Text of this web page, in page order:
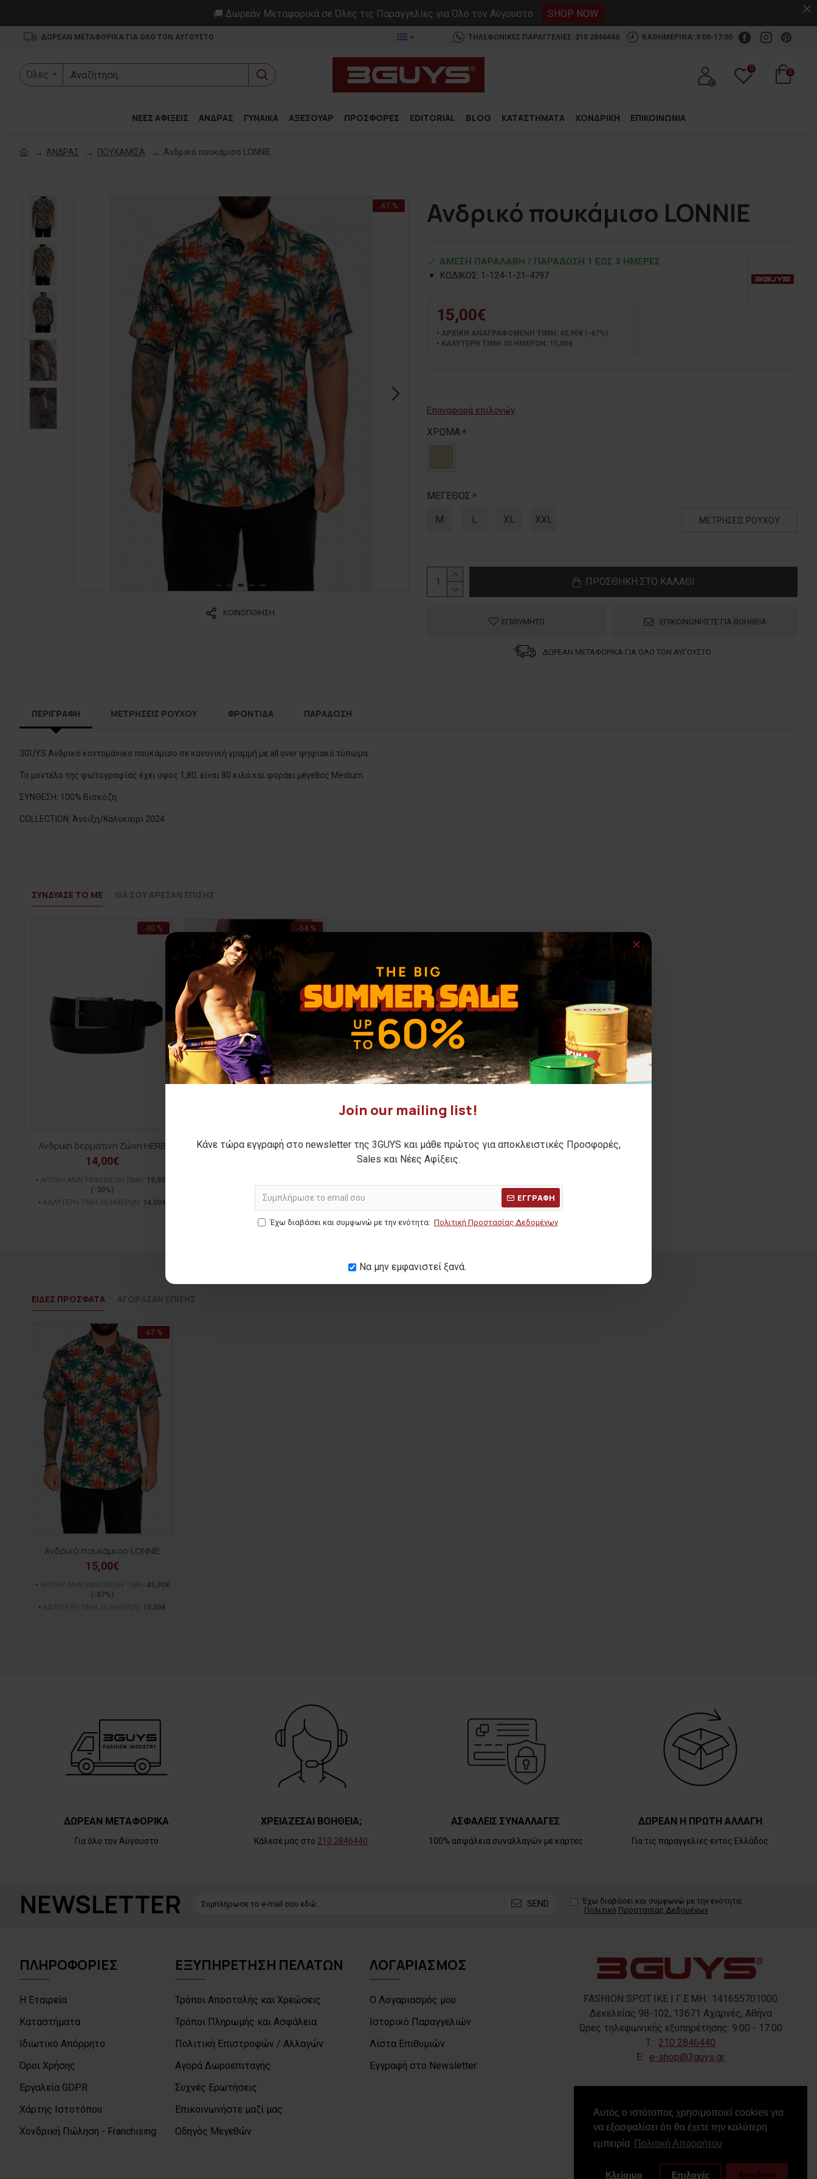
Αυτός ο ιστότοπος χρησιμοποιεί cookies για
να εξασφαλίσει ότι θα έχετε την καλύτερη
εμπειρία Πολιτική Απορρήτου
Κλείσιμο Επιλογές Αποδοχή
Join our mailing list!
Κάνε τώρα εγγραφή στο newsletter της 3GUYS και μάθε πρώτος για αποκλειστικές Προσφορές,
Sales και Νέες Αφίξεις.
ΕΓΓΡΑΦΗ
Έχω διαβάσει και συμφωνώ με την ενότητα: Πολιτική Προστασίας Δεδομένων
Να μην εμφανιστεί ξανά.
🚚 Δωρεάν Μεταφορικά σε Όλες τις Παραγγελίες για Όλο τον Αύγουστο SHOP NOW
ΔΩΡΕΑΝ ΜΕΤΑΦΟΡΙΚΑ ΓΙΑ ΟΛΟ ΤΟΝ ΑΥΓΟΥΣΤΟ ΤΗΛΕΦΩΝΙΚΕΣ ΠΑΡΑΓΓΕΛΙΕΣ: 210 2846440 ΚΑΘΗΜΕΡΙΝΑ: 9:00-17:00
Όλες
0 0
ΝΕΕΣ ΑΦΙΞΕΙΣ ΑΝΔΡΑΣ ΓΥΝΑΙΚΑ ΑΞΕΣΟΥΑΡ ΠΡΟΣΦΟΡΕΣ EDITORIAL BLOG ΚΑΤΑΣΤΗΜΑΤΑ ΧΟΝΔΡΙΚΗ ΕΠΙΚΟΙΝΩΝΙΑ
ΑΝΔΡΑΣ ΠΟΥΚΑΜΙΣΑ Ανδρικό πουκάμισο LONNIE
-67 %
ΚΟΙΝΟΠΟΙΗΣΗ
Ανδρικό πουκάμισο LONNIE
ΑΜΕΣΗ ΠΑΡΑΛΑΒΗ / ΠΑΡΑΔOΣΗ 1 ΕΩΣ 3 ΗΜΕΡΕΣ
ΚΩΔΙΚΟΣ: 1-124-1-21-4797
15,00€
ΑΡΧΙΚΗ ΑΝΑΓΡΑΦΟΜΕΝΗ ΤΙΜΗ: 45,90€ (-67%)
ΚΑΛΥΤΕΡΗ ΤΙΜΗ 30 ΗΜΕΡΩΝ: 15,00€
Επαναφορά επιλογών
ΧΡΩΜΑ
ΜΕΓΕΘΟΣ
M L XL XXL ΜΕΤΡΗΣΕΙΣ ΡΟΥΧΟΥ
ΠΡΟΣΘΗΚΗ ΣΤΟ ΚΑΛΑΘΙ
ΕΠΙΘΥΜΗΤΟ ΕΠΙΚΟΙΝΩΝΗΣΤΕ ΓΙΑ ΒΟΗΘΕΙΑ
ΔΩΡΕΑΝ ΜΕΤΑΦΟΡΙΚΑ ΓΙΑ ΟΛΟ ΤΟΝ ΑΥΓΟΥΣΤΟ
ΠΕΡΙΓΡΑΦΗ ΜΕΤΡΗΣΕΙΣ ΡΟΥΧΟΥ ΦΡΟΝΤΙΔΑ ΠΑΡΑΔΟΣΗ
3GUYS Ανδρικό κοντομάνικο πουκάμισο σε κανονική γραμμή με all over ψηφιακό τύπωμα.
Το μοντέλο της φωτογραφίας έχει ύψος 1,80, είναι 80 κιλά και φοράει μέγεθος Medium.
ΣΥΝΘΕΣΗ: 100% Βισκόζη
COLLECTION: Άνοιξη/Καλοκαίρι 2024
ΣΥΝΔΥΑΣΕ ΤΟ ΜΕ ΘΑ ΣΟΥ ΑΡΕΣΑΝ ΕΠΙΣΗΣ
-30 %
Ανδρική δερμάτινη ζώνη HERB
14,00€
ΑΡΧΙΚΗ ΑΝΑΓΡΑΦΟΜΕΝΗ ΤΙΜΗ:
19,90€
(-30%)
ΚΑΛΥΤΕΡΗ ΤΙΜΗ 30 ΗΜΕΡΩΝ:
14,00€
-54 %
Ανδρική cargo βερμούδα FABIAN
ΚΑΛΥΤΕΡΗ ΤΙΜΗ 30 ΗΜΕΡΩΝ: 25,00€
ΕΙΔΕΣ ΠΡΟΣΦΑΤΑ
-67 %
Ανδρικό πουκάμισο LONNIE
15,00€
45,90€
(-67%)
15,00€
ΔΩΡΕΑΝ ΜΕΤΑΦΟΡΙΚΑ
Για όλο τον Αύγουστο
ΧΡΕΙΑΖΕΣΑΙ ΒΟΗΘΕΙΑ;
Κάλεσέ μας στο 210 2846440
ΑΣΦΑΛΕΙΣ ΣΥΝΑΛΛΑΓΕΣ
100% ασφάλεια συναλλαγών με κάρτες
ΔΩΡΕΑΝ Η ΠΡΩΤΗ ΑΛΛΑΓΗ
Για τις παραγγελίες εντός Ελλάδος
NEWSLETTER SEND
Έχω διαβάσει και συμφωνώ με την ενότητα:
Πολιτική Προστασίας Δεδομένων
ΠΛΗΡΟΦΟΡΙΕΣ
Η Εταιρεία
Καταστήματα
Ιδιωτικό Απόρρητο
Όροι Χρήσης
Εργαλεία GDPR
Χάρτης Ιστοτόπου
Χονδρική Πώληση - Franchising
ΕΞΥΠΗΡΕΤΗΣΗ ΠΕΛΑΤΩΝ
Τρόποι Αποστολής και Χρεώσεις
Τρόποι Πληρωμής και Ασφάλεια
Πολιτική Επιστροφών / Αλλαγών
Αγορά Δωροεπιταγής
Συχνές Ερωτήσεις
Επικοινωνήστε μαζί μας
Οδηγός Μεγεθών
ΛΟΓΑΡΙΑΣΜΟΣ
Ο Λογαριασμός μου
Ιστορικό Παραγγελιών
Λίστα Επιθυμιών
Εγγραφή στο Newsletter
FASHION SPOT IKE | Γ.Ε.ΜΗ.: 141655701000
Δεκελείας 98-102, 13671 Αχαρνές, Αθήνα
Ώρες τηλεφωνικής εξυπηρέτησης: 9:00 - 17:00
T: 210 2846440
E: e-shop@3guys.gr